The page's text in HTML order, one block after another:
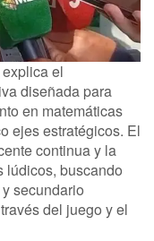
el
diseñada para
en matemáticas
ejes estratégicos. El
continua y la
lúdicos, buscando
secundario
del juego y el